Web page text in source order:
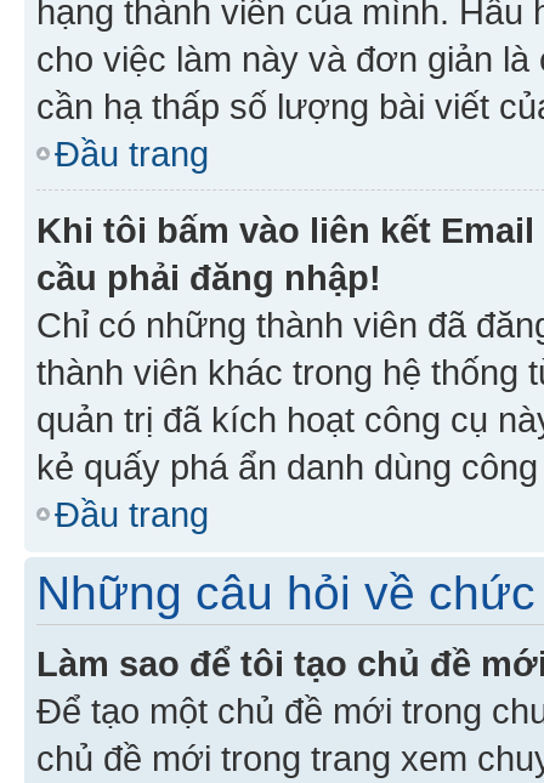
hạng thành viên của mình. Hầu
cho việc làm này và đơn giản
cần hạ thấp số lượng bài viết
Đầu trang
Khi tôi bấm vào liên kết
cầu phải đăng nhập!
Chỉ có những thành viên đã
thành viên khác trong hệ thống
quản trị đã kích hoạt công cụ
kẻ quấy phá ẩn danh dùng
Đầu trang
Những câu hỏi về
Làm sao để tôi tạo chủ đề
Để tạo một chủ đề mới trong
chủ đề mới trong trang xem